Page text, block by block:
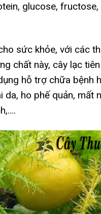
glucose, fructose,
sức khỏe, với các
chất này, cây lạc
hỗ trợ chữa bệnh
da, ho phế quản, mất